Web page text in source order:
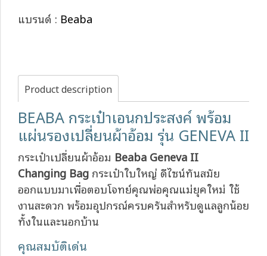
แบรนด์ : Beaba
Product description
BEABA กระเป๋าเอนกประสงค์ พร้อม
แผ่นรองเปลี่ยนผ้าอ้อม รุ่น GENEVA II
กระเป๋าเปลี่ยนผ้าอ้อม Beaba Geneva II
Changing Bag กระเป๋าใบใหญ่ ดีไซน์ทันสมัย
ออกแบบมาเพื่อตอบโจทย์คุณพ่อคุณแม่ยุคใหม่ ใช้
งานสะดวก พร้อมอุปกรณ์ครบครันสำหรับดูแลลูกน้อย
ทั้งในและนอกบ้าน
คุณสมบัติเด่น